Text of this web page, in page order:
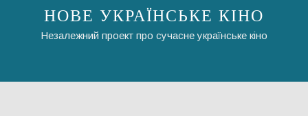
НОВЕ УКРАЇНСЬКЕ КІНО
Незалежний проект про сучасне українське кіно